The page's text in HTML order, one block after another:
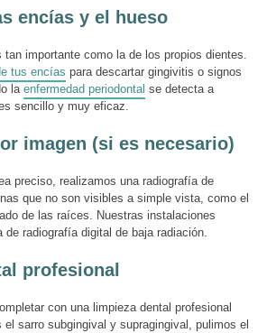
encías y el hueso
tan importante como la de los propios dientes.
tus encías para descartar gingivitis o signos
la enfermedad periodontal se detecta a
sencillo y muy eficaz.
imagen (si es necesario)
preciso, realizamos una radiografía de
que no son visibles a simple vista, como el
de las raíces. Nuestras instalaciones
de radiografía digital de baja radiación.
profesional
con una limpieza dental profesional
sarro subgingival y supragingival, pulimos el